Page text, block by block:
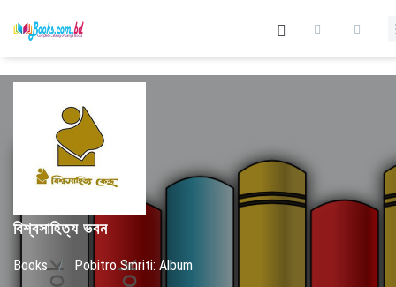
বিশ্বসাহিত্য ভবন
Books / Pobitro Smriti: Album